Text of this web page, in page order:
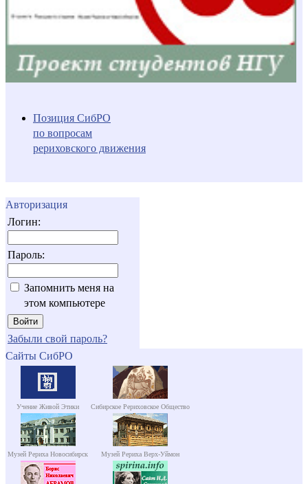
Позиция СибРО
по вопросам
рериховского движения
Авторизация
Логин:
Пароль:
Запомнить меня на
этом компьютере
Забыли свой пароль?
Сайты СибРО
Учение Живой Этики Сибирское Рериховское Общество
Музей Рериха Новосибирск Музей Рериха Верх-Уймон